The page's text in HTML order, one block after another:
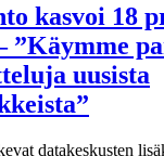
kasvoi 18
”Käymme
uusista
datakeskusten